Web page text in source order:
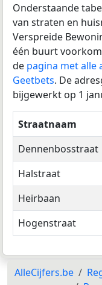
Onderstaande
van straten en
Verspreide
één buurt
de pagina met alle
Geetbets. De
bijgewerkt op 1
Straatnaam
Dennenbosstraat
Halstraat
Heirbaan
Hogenstraat
AlleCijfers.be